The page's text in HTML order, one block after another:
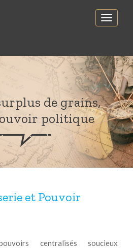
de grains,
politique
et Pouvoir
centralisés soucieux